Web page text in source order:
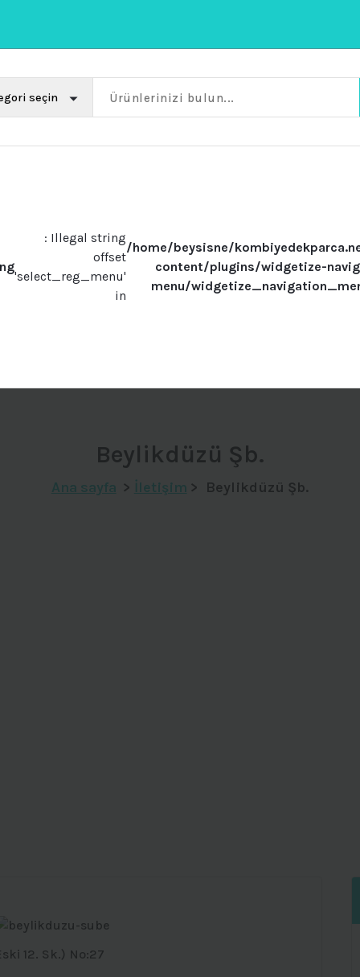
: Illegal string
offset
'select_reg_menu'
in
/home/beysisne/
content/plugins/widgetize-
menu/
Beylikdüzü Şb.
Ana sayfa > İletişim > Beylikdüzü Şb.
12. Sk.) No:27